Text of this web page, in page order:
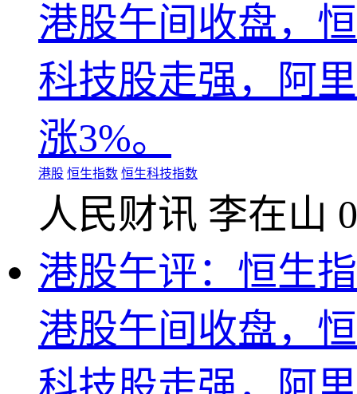
港股午间收盘，
科技股走强，阿
涨3%。
港股 恒生指数 恒生科技指数
人民财讯 李在山
港股午评：恒生
港股午间收盘，